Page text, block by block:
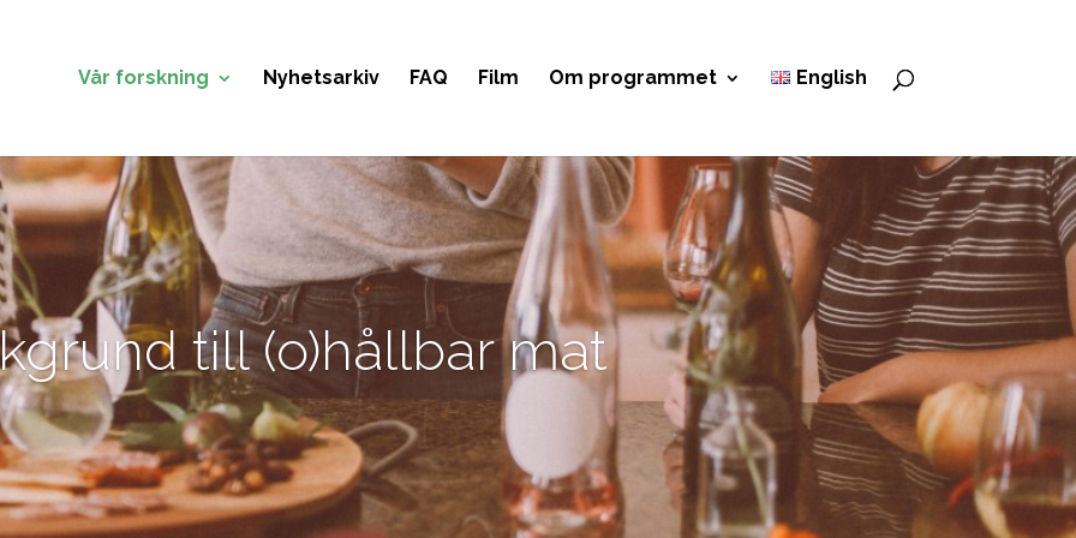
Vår forskning Nyhetsarkiv FAQ Film Om programmet English
till (o)hållbar mat